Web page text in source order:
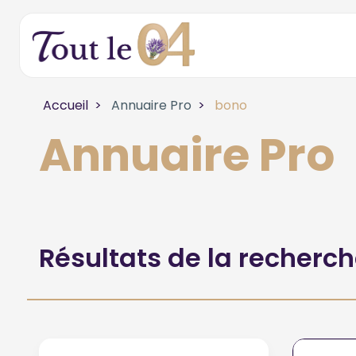
Accueil Annuaire Pro bono
Annuaire Pro
Résultats de la